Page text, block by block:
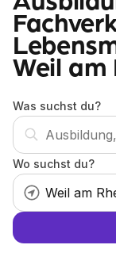
Weil am
Was suchst du?
Wo suchst du?